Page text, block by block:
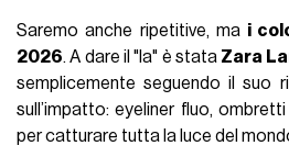
Saremo anche ripetitive, ma i
2026. A dare il "la" è stata Zara
semplicemente seguendo il suo
sull’impatto: eyeliner fluo,
per catturare tutta la luce del